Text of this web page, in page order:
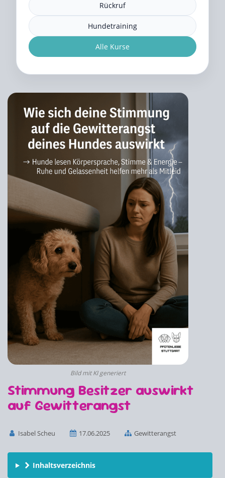
Rückruf
Hundetraining
Alle Kurse
Bild mit KI generiert
Stimmung Besitzer auswirkt
auf Gewitterangst
Isabel Scheu 17.06.2025 Gewitterangst
Inhaltsverzeichnis